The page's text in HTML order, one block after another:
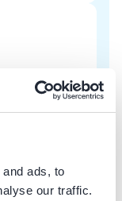
ads, to
our traffic.
(BHV)
Basis